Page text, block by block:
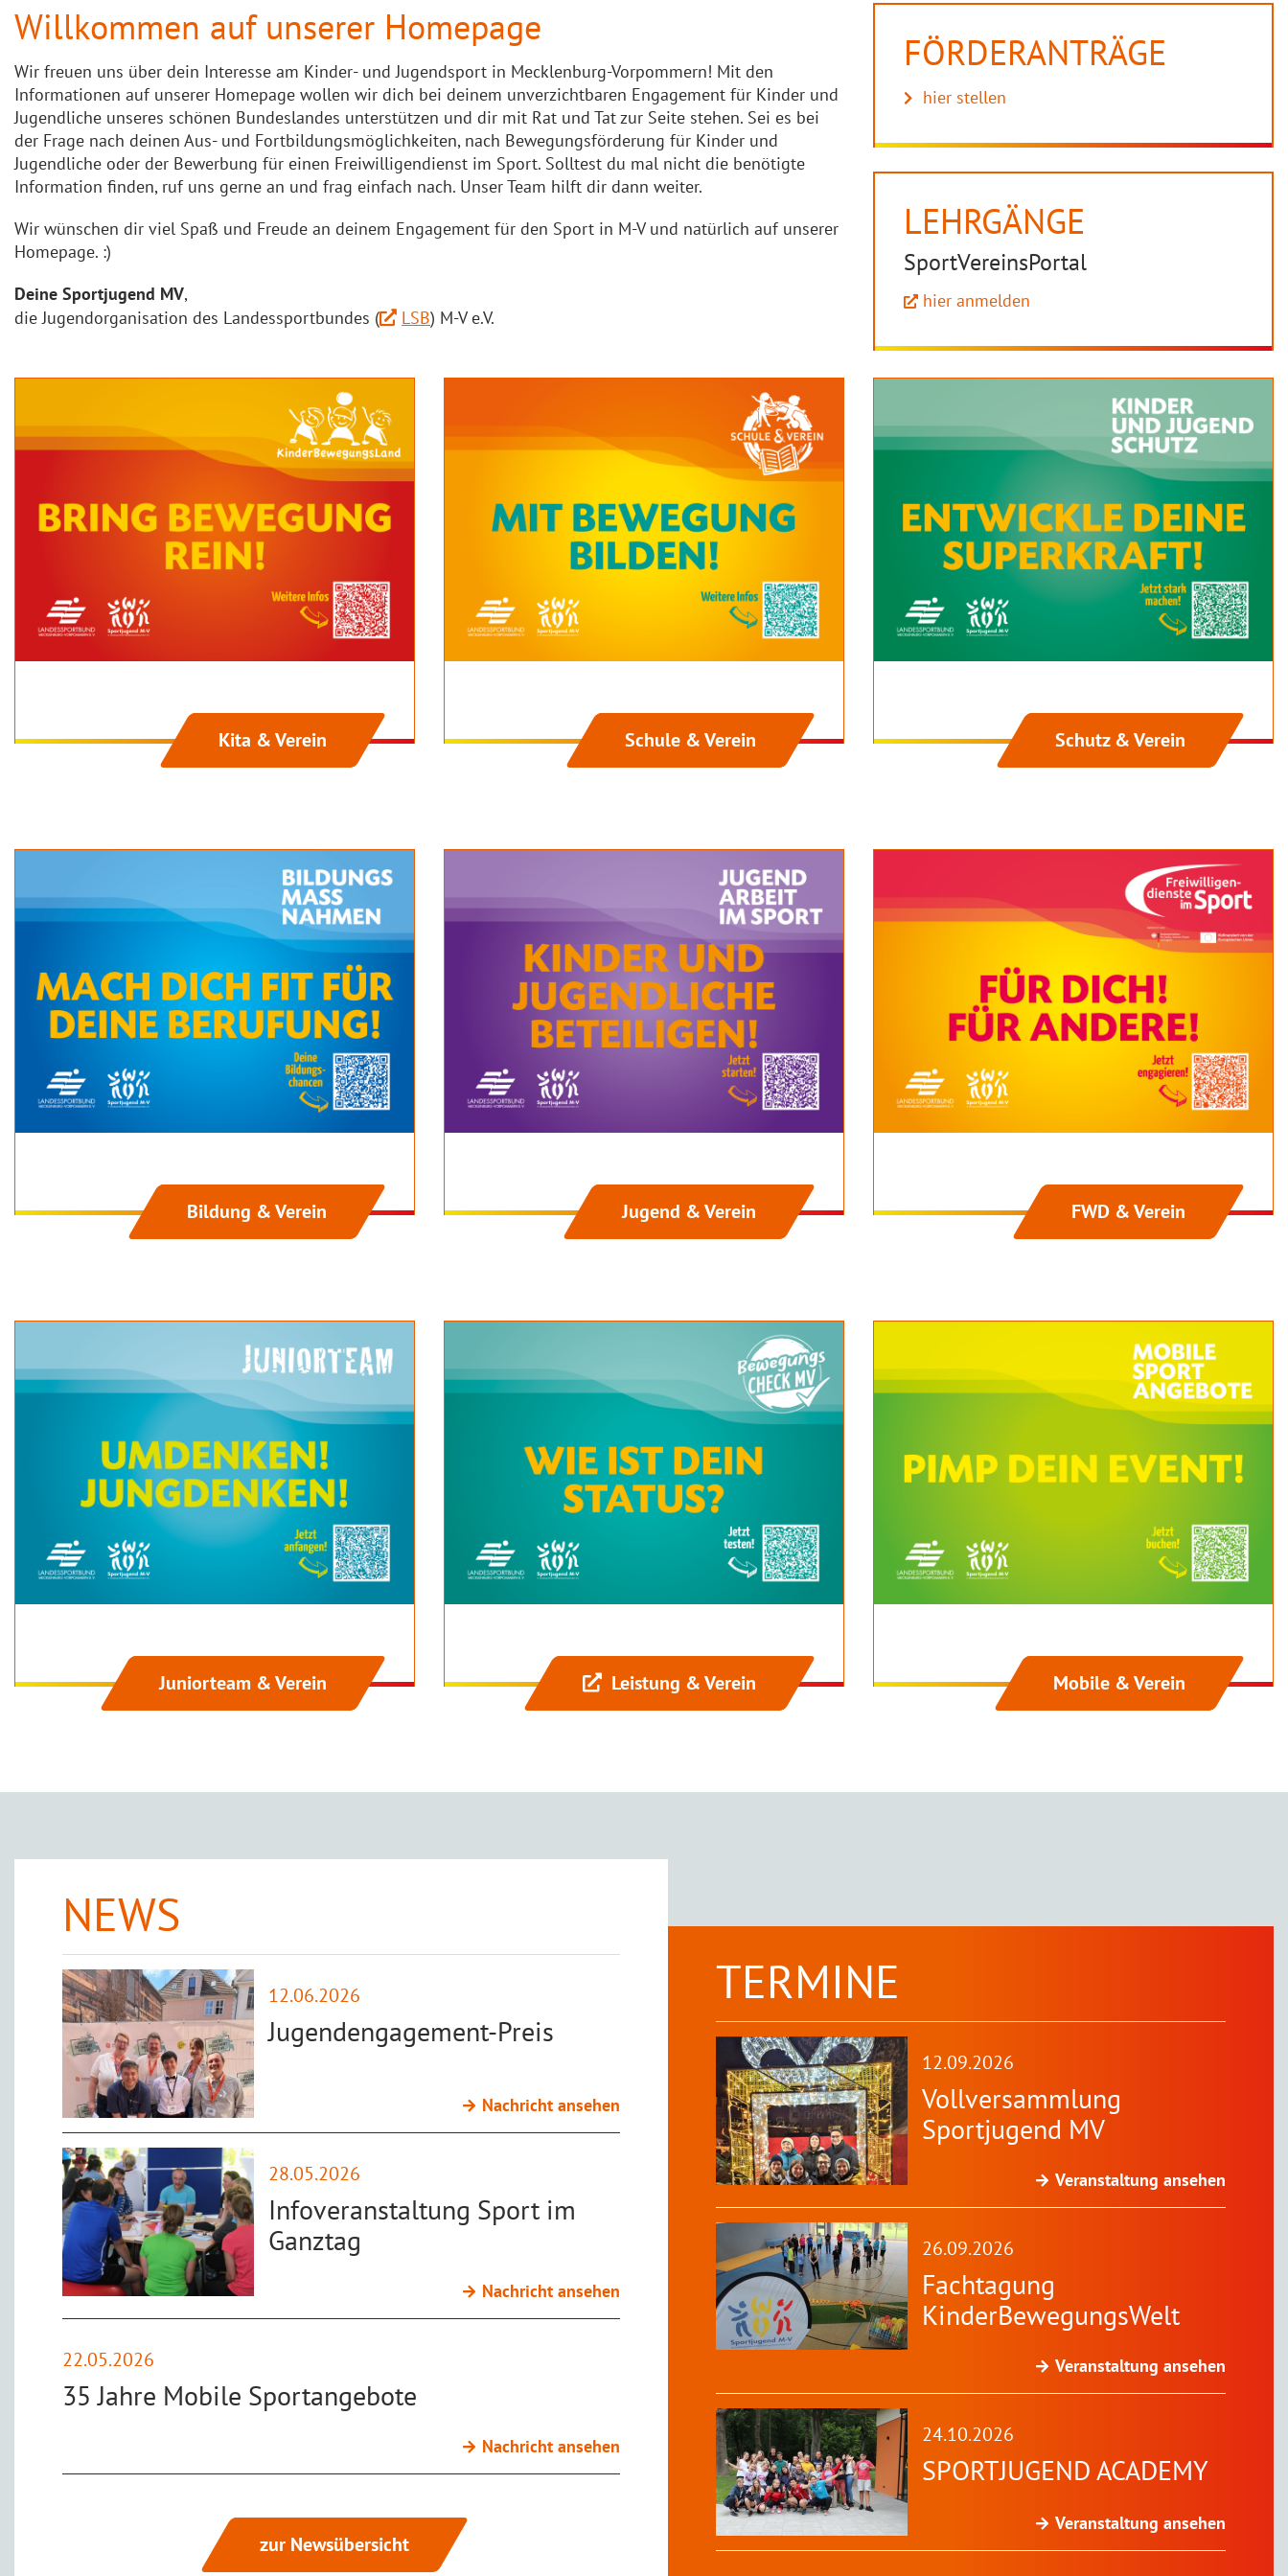
Willkommen auf unserer Homepage
Wir freuen uns über dein Interesse am Kinder- und Jugendsport in Mecklenburg-Vorpommern! Mit den
Informationen auf unserer Homepage wollen wir dich bei deinem unverzichtbaren Engagement für Kinder und
Jugendliche unseres schönen Bundeslandes unterstützen und dir mit Rat und Tat zur Seite stehen. Sei es bei
der Frage nach deinen Aus- und Fortbildungsmöglichkeiten, nach Bewegungsförderung für Kinder und
Jugendliche oder der Bewerbung für einen Freiwilligendienst im Sport. Solltest du mal nicht die benötigte
Information finden, ruf uns gerne an und frag einfach nach. Unser Team hilft dir dann weiter.
Wir wünschen dir viel Spaß und Freude an deinem Engagement für den Sport in M-V und natürlich auf unserer
Homepage. :)
Deine Sportjugend MV,
die Jugendorganisation des Landessportbundes (
LSB) M-V e.V.
FÖRDERANTRÄGE
hier stellen
LEHRGÄNGE
SportVereinsPortal
hier anmelden
Kita & Verein Schule & Verein Schutz & Verein
Bildung & Verein Jugend & Verein FWD & Verein
Juniorteam & Verein Leistung & Verein Mobile & Verein
NEWS
12.06.2026
Jugendengagement-Preis
Nachricht ansehen
28.05.2026
Infoveranstaltung Sport im
Ganztag
Nachricht ansehen
22.05.2026
35 Jahre Mobile Sportangebote
Nachricht ansehen
zur Newsübersicht
TERMINE
12.09.2026
Vollversammlung
Sportjugend MV
Veranstaltung ansehen
26.09.2026
Fachtagung
KinderBewegungsWelt
Veranstaltung ansehen
24.10.2026
SPORTJUGEND ACADEMY
Veranstaltung ansehen